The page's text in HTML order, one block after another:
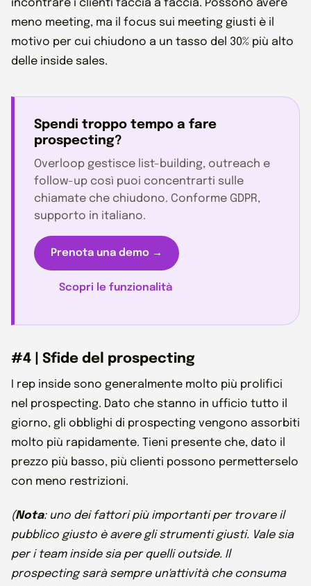
incontrare i clienti faccia a faccia. Possono avere
meno meeting, ma il focus sui meeting giusti è il
motivo per cui chiudono a un tasso del 30% più alto
delle inside sales.
Spendi troppo tempo a fare
prospecting?
Overloop gestisce list-building, outreach e
follow-up così puoi concentrarti sulle
chiamate che chiudono. Conforme GDPR,
supporto in italiano.
Prenota una demo →
Scopri le funzionalità
#4 | Sfide del prospecting
I rep inside sono generalmente molto più prolifici
nel prospecting. Dato che stanno in ufficio tutto il
giorno, gli obblighi di prospecting vengono assorbiti
molto più rapidamente. Tieni presente che, dato il
prezzo più basso, più clienti possono permetterselo
con meno restrizioni.
(Nota: uno dei fattori più importanti per trovare il
pubblico giusto è avere gli strumenti giusti. Vale sia
per i team inside sia per quelli outside. Il
prospecting sarà sempre un'attività che consuma